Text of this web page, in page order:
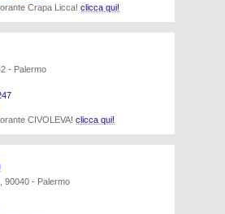
Crapa Licca! clicca qui!
- Palermo
CIVOLEVA! clicca qui!
90040 - Palermo